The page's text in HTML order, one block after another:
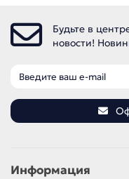
Будьте в
новости!
Информация